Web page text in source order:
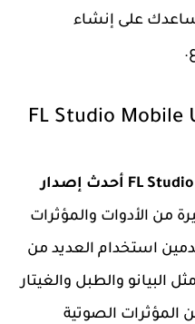
على إنشاء
FL Studio Mobile
أف إل ستوديو FL Studio Mobile أحدث إصدار
من الأدوات والمؤثرات
استخدام العديد من
البيانو والطبل والغيتار
المؤثرات الصوتية